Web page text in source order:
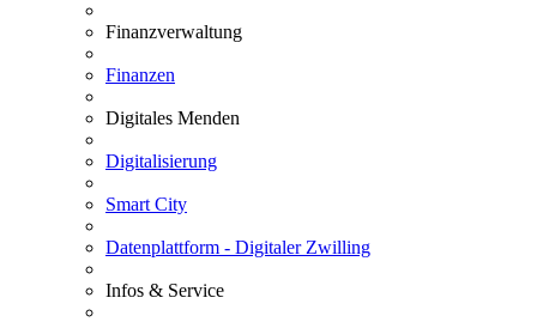
Finanzverwaltung
Finanzen
Digitales Menden
Digitalisierung
Smart City
Datenplattform - Digitaler Zwilling
Infos & Service